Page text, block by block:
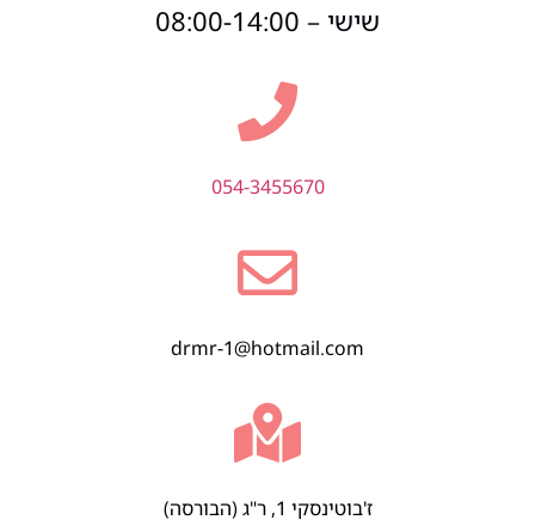
שישי – 08:00-14:00
054-3455670
drmr-1@hotmail.com
ז'בוטינסקי 1, ר"ג (הבורסה)